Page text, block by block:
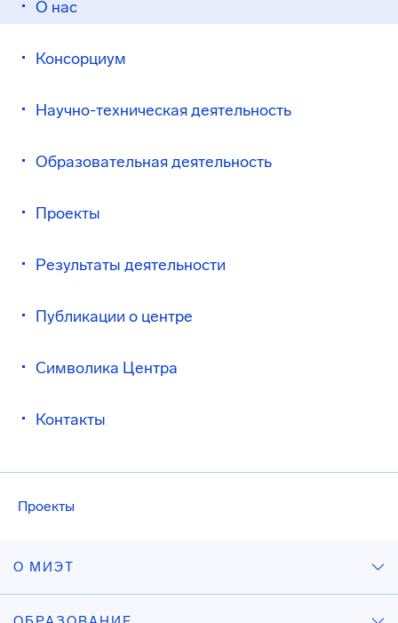
О нас
Консорциум
Научно-техническая деятельность
Образовательная деятельность
Проекты
Результаты деятельности
Публикации о центре
Символика Центра
Контакты
Проекты
О МИЭТ